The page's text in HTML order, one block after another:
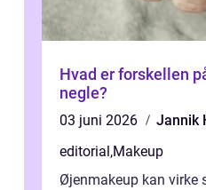
Hvad er forskellen
negle?
03 juni 2026
Jannik
editorial,Makeup
Øjenmakeup kan virke